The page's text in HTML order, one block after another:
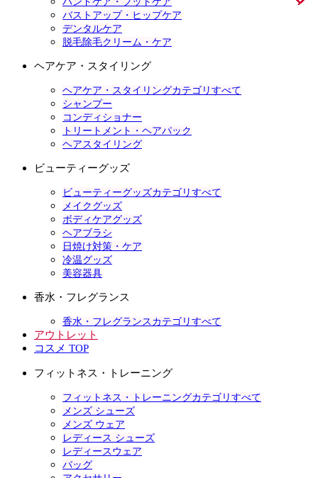
バストアップ・ヒップケア
デンタルケア
脱毛除毛クリーム・ケア
ヘアケア・スタイリング
ヘアケア・スタイリングカテゴリすべて
シャンプー
コンディショナー
トリートメント・ヘアパック
ヘアスタイリング
ビューティーグッズ
ビューティーグッズカテゴリすべて
メイクグッズ
ボディケアグッズ
ヘアブラシ
日焼け対策・ケア
冷温グッズ
美容器具
香水・フレグランス
香水・フレグランスカテゴリすべて
アウトレット
コスメ TOP
フィットネス・トレーニング
フィットネス・トレーニングカテゴリすべて
メンズ シューズ
メンズ ウェア
レディース シューズ
レディースウェア
バッグ